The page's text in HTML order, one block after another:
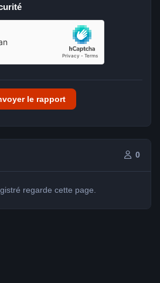
le rapport
0
regarde cette page.